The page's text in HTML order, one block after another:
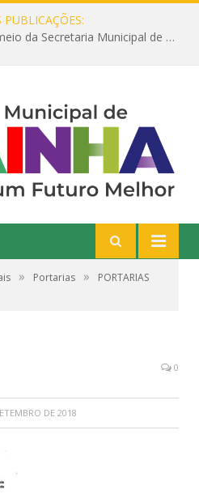
Prefeitura de Prainha, por meio da Secretaria Municipal de Educação, abre 354 vagas na área da Educação para 2025 com processo seletivo simplificado
» Portarias »
PORTARIAS
0
DE 2018